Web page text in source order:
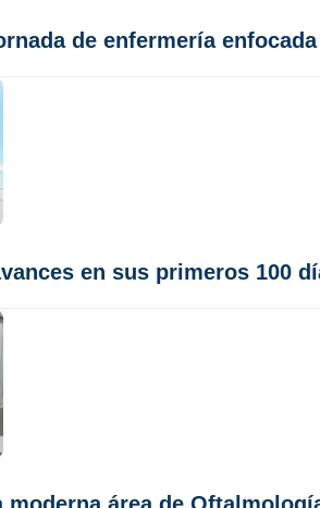
de enfermería
en sus primeros 100